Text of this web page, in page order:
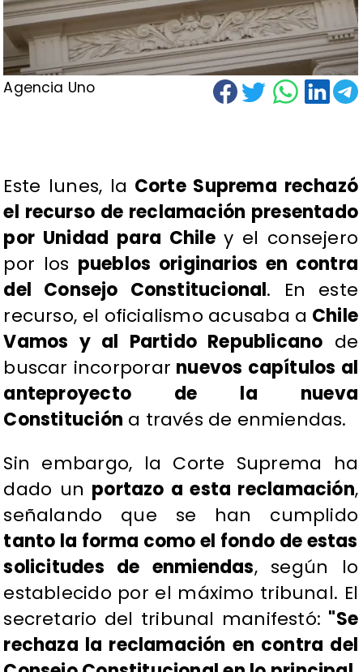
Agencia Uno
Este lunes, la Corte Suprema rechazó
el recurso de reclamación presentado
por Unidad para Chile y el consejero
por los pueblos originarios en contra
del Consejo Constitucional. En este
recurso, el oficialismo acusaba a Chile
Vamos y al Partido Republicano de
buscar incorporar nuevos capítulos al
anteproyecto de la nueva
Constitución a través de enmiendas.
Sin embargo, la Corte Suprema ha
dado un portazo a esta reclamación,
señalando que se han cumplido
tanto la forma como el fondo de estas
solicitudes de enmiendas, según lo
establecido por el máximo tribunal. El
secretario del tribunal manifestó: "Se
rechaza la reclamación en contra del